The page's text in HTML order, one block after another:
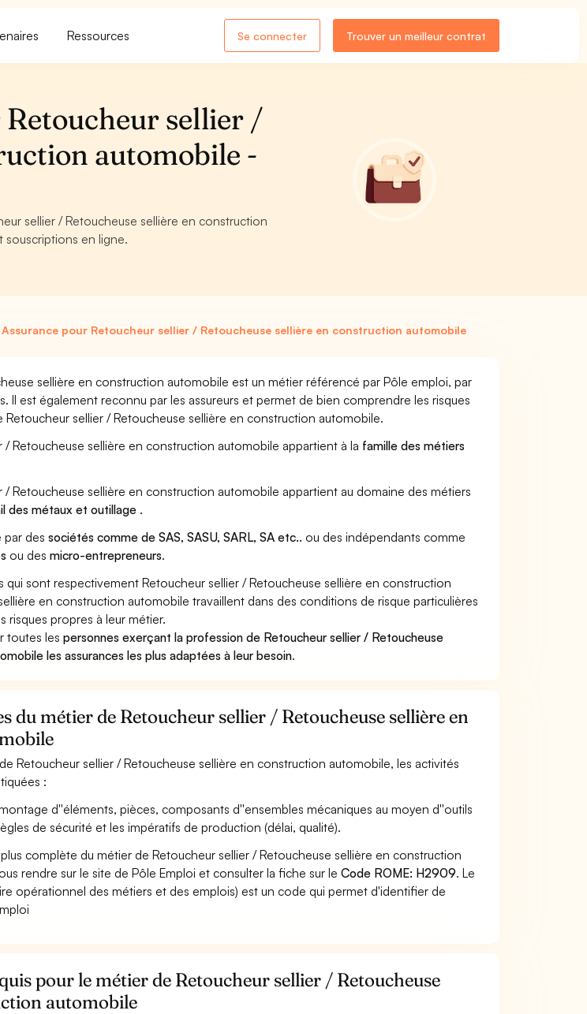
Ressources Se connecter Trouver un meilleur contrat
Retoucheur sellier /
automobile -
sellier / Retoucheuse sellière en construction
souscriptions en ligne.
Assurance pour Retoucheur sellier / Retoucheuse sellière en construction automobile
sellière en construction automobile est un métier référencé par Pôle emploi, par
Il est également reconnu par les assureurs et permet de bien comprendre les risques
sellier / Retoucheuse sellière en construction automobile.
/ Retoucheuse sellière en construction automobile appartient à la famille des métiers
/ Retoucheuse sellière en construction automobile appartient au domaine des métiers
des métaux et outillage .
par dessociétés comme de SAS, SASU, SARL, SA etc.. ou des indépendants comme
ou desmicro-entrepreneurs.
qui sont respectivement Retoucheur sellier / Retoucheuse sellière en construction
en construction automobile travaillent dans des conditions de risque particulières
risques propres à leur métier.
toutes lespersonnes exerçant la profession de Retoucheur sellier / Retoucheuse
les assurances les plus adaptées à leur besoin.
du métier de Retoucheur sellier / Retoucheuse sellière en
Retoucheur sellier / Retoucheuse sellière en construction automobile, les activités
:
d''éléments, pièces, composants d''ensembles mécaniques au moyen d''outils
de sécurité et les impératifs de production (délai, qualité).
complète du métier de Retoucheur sellier / Retoucheuse sellière en construction
rendre sur le site de Pôle Emploi et consulter la fiche sur leCode ROME: H2909. Le
opérationnel des métiers et des emplois) est un code qui permet d'identifier de
pour le métier de Retoucheur sellier / Retoucheuse
automobile